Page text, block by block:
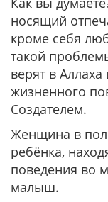
носящий
кроме себя
такой
верят в
жизненного
Создателем.
Женщина в
ребёнка,
поведения во
малыш.